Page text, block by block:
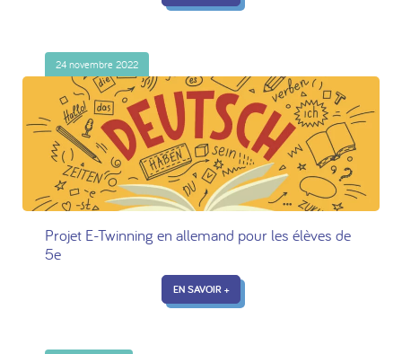
24 novembre 2022
Projet E-Twinning en allemand pour les élèves de
5e
EN SAVOIR +